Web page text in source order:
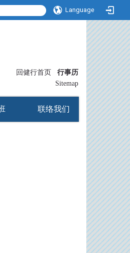
Language
回健行首页
行事历
Sitemap
联络我们